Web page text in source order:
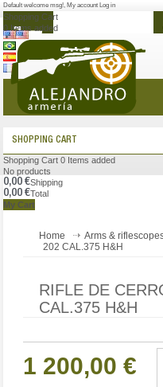
Default welcome msg!, My account Log in
Shopping Cart
0 Items added
MENU
SHOPPING CART
Shopping Cart 0 Items added
No products
0,00 €Shipping
0,00 €Total
My Cart
Home Arms &
202 CAL.375 H&H
RIFLE DE
CAL.375 H&H
1 200,00 €